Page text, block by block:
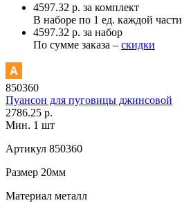
4597.32 р. за комплект
В наборе по 1 ед. каждой части
4597.32 р. за набор
По сумме заказа – скидки
850360
Пуансон для пуговицы джинсовой
2786.25 р.
Мин. 1 шт
Артикул 850360
Размер 20мм
Материал металл